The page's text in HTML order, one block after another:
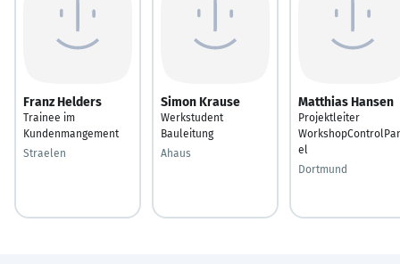
Franz Helders
Trainee im
Kundenmangement
Straelen
Simon Krause
Werkstudent
Bauleitung
Ahaus
Matthias Hansen
Projektleiter
el
Dortmund